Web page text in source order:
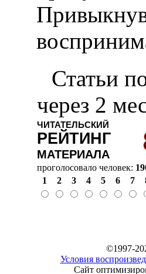
Статьи
через 2
ЧИТАТЕЛЬСКИЙ
РЕЙТИНГ
МАТЕРИАЛА
проголосовало человек:
1
2 3 4 5 6 7
©1997-
Условия
Сайт